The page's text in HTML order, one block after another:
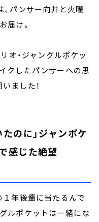
、パンサー向井と火曜
届け。
オ・ジャングルポケッ
クしたパンサーへの思
ました！
のに」ジャンポケ
感じた絶望
１年後輩に当たるんで
ルポケットは一緒にな